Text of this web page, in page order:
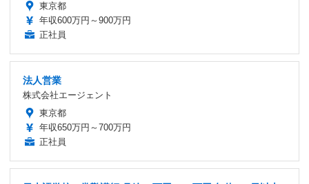
東京都
年収600万円～900万円
正社員
法人営業
株式会社エージェント
東京都
年収650万円～700万円
正社員